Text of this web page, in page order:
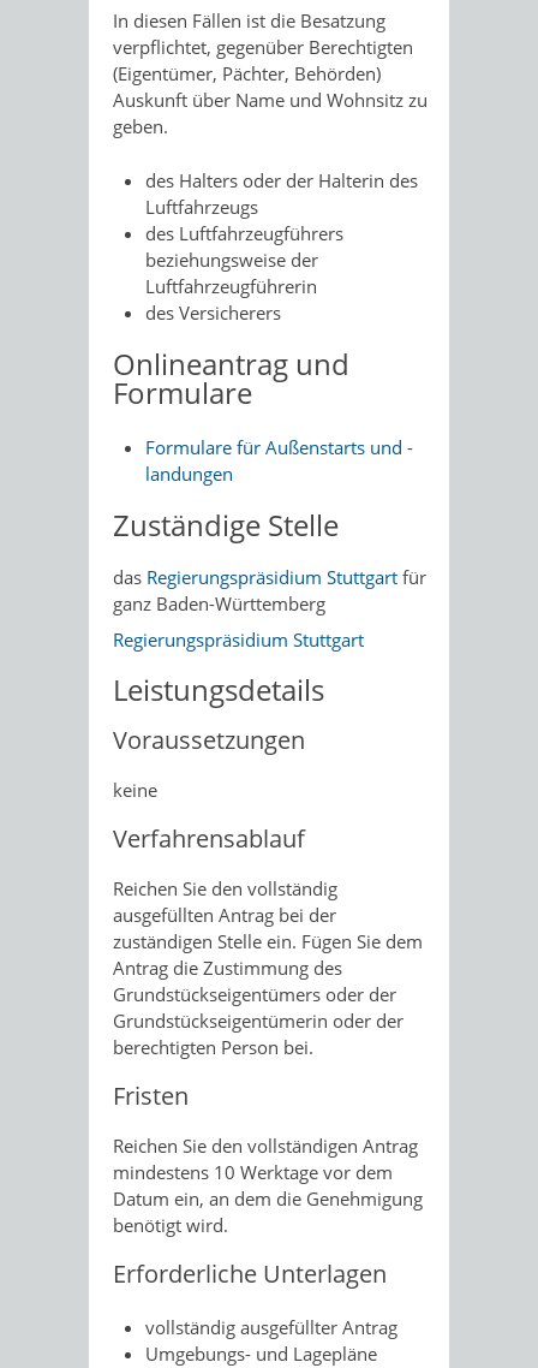
In diesen Fällen ist die Besatzung
verpflichtet, gegenüber Berechtigten
(Eigentümer, Pächter, Behörden)
Auskunft über Name und Wohnsitz zu
geben.
des Halters oder der Halterin des
Luftfahrzeugs
des Luftfahrzeugführers
beziehungsweise der
Luftfahrzeugführerin
des Versicherers
Onlineantrag und
Formulare
Formulare für Außenstarts und -
landungen
Zuständige Stelle
das Regierungspräsidium Stuttgart für
ganz Baden-Württemberg
Regierungspräsidium Stuttgart
Leistungsdetails
Voraussetzungen
keine
Verfahrensablauf
Reichen Sie den vollständig
ausgefüllten Antrag bei der
zuständigen Stelle ein. Fügen Sie dem
Antrag die Zustimmung des
Grundstückseigentümers oder der
Grundstückseigentümerin oder der
berechtigten Person bei.
Fristen
Reichen Sie den vollständigen Antrag
mindestens 10 Werktage vor dem
Datum ein, an dem die Genehmigung
benötigt wird.
Erforderliche Unterlagen
vollständig ausgefüllter Antrag
Umgebungs- und Lagepläne